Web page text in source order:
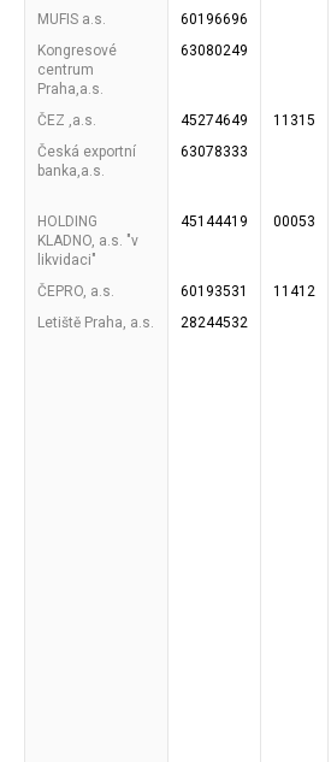
MUFIS a.s. 60196696
Kongresové
centrum
Praha,a.s.
63080249
ČEZ ,a.s. 45274649 11315
Česká exportní
banka,a.s.
63078333
HOLDING
KLADNO, a.s. "v
likvidaci"
45144419 00053
ČEPRO, a.s. 60193531 11412
Letiště Praha, a.s.
28244532